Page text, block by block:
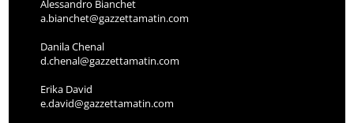
Alessandro Bianchet
a.bianchet@gazzettamatin.com
Danila Chenal
d.chenal@gazzettamatin.com
Erika David
e.david@gazzettamatin.com